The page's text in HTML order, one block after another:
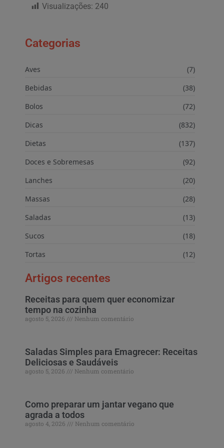
Visualizações: 240
Categorias
Aves
(7)
Bebidas
(38)
Bolos
(72)
Dicas
(832)
Dietas
(137)
Doces e Sobremesas
(92)
Lanches
(20)
Massas
(28)
Saladas
(13)
Sucos
(18)
Tortas
(12)
Artigos recentes
Receitas para quem quer economizar
tempo na cozinha
agosto 5, 2026 Nenhum comentário
Saladas Simples para Emagrecer: Receitas
Deliciosas e Saudáveis
agosto 5, 2026 Nenhum comentário
Como preparar um jantar vegano que
agrada a todos
agosto 4, 2026 Nenhum comentário